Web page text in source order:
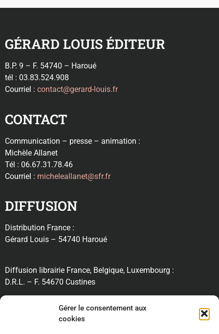
Gérer le consentement aux
cookies
GÉRARD LOUIS ÉDITEUR
B.P. 9 – F. 54740 – Haroué
tél : 03.83.524.908
Courriel : contact@gerard-louis.fr
CONTACT
Communication – presse – animation :
Michèle Allanet
Tél : 06.67.31.78.46
Courriel : micheleallanet@sfr.fr
DIFFUSION
Distribution France :
Gérard Louis – 54740 Haroué
Diffusion librairie France, Belgique, Luxembourg :
D.R.L. – F. 54670 Custines
RECHERCHE